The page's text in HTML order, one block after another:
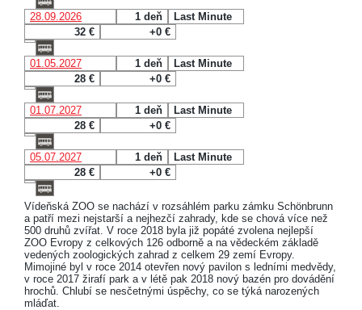
28.09.2026 1 deň
Last Minute
32 €
+0 €
01.05.2027 1 deň
Last Minute
28 €
+0 €
01.07.2027 1 deň
Last Minute
28 €
+0 €
05.07.2027 1 deň
Last Minute
28 €
+0 €
Vídeňská ZOO se nachází v rozsáhlém parku zámku Schönbrunn
a patří mezi nejstarší a nejhezčí zahrady, kde se chová více než
500 druhů zvířat. V roce 2018 byla již popáté zvolena nejlepší
ZOO Evropy z celkových 126 odborně a na vědeckém základě
vedených zoologických zahrad z celkem 29 zemí Evropy.
Mimojiné byl v roce 2014 otevřen nový pavilon s ledními medvědy,
v roce 2017 žirafí park a v létě pak 2018 nový bazén pro dovádění
hrochů. Chlubí se nesčetnými úspěchy, co se týká narozených
mláďat.